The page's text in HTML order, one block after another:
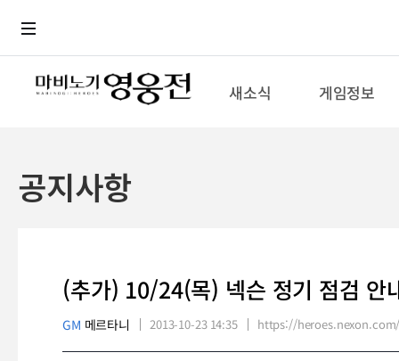
새소식 게임정보
공지사항
(추가) 10/24(목) 넥슨 정기 점검 안
GM 메르타니 2013-10-23 14:35 https://